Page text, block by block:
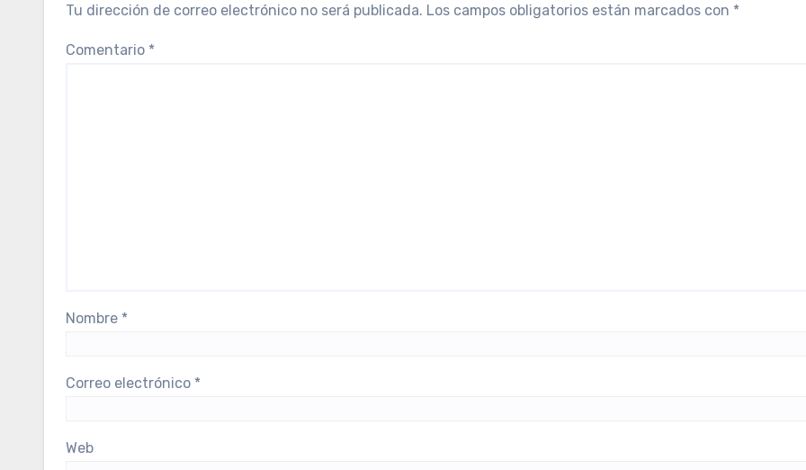
Tu dirección de correo electrónico no será publicada. Los campos obligatorios están marcados con *
Comentario *
Nombre *
Correo electrónico *
Web